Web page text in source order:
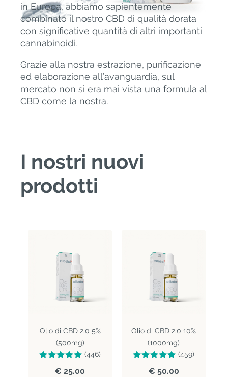
in Europa, abbiamo sapientemente
combinato il nostro CBD di qualità dorata
con significative quantità di altri importanti
cannabinoidi.
Grazie alla nostra estrazione, purificazione
ed elaborazione all’avanguardia, sul
mercato non si era mai vista una formula al
CBD come la nostra.
I nostri nuovi
prodotti
Olio di CBD 2.0 5%
(500mg)
(446)
€ 25.00
Olio di CBD 2.0 10%
(1000mg)
(459)
€ 50.00